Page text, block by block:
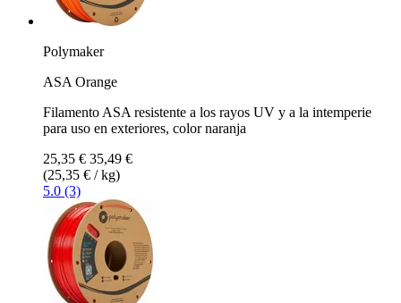
Polymaker
ASA Orange
Filamento ASA resistente a los rayos UV y a la intemperie
para uso en exteriores, color naranja
25,35 € 35,49 €
(25,35 € / kg)
5.0 (3)